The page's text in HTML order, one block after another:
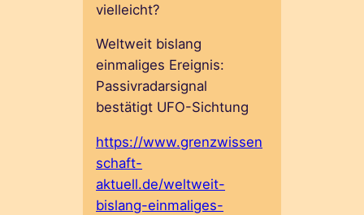
vielleicht?
Weltweit bislang
einmaliges Ereignis:
Passivradarsignal
bestätigt UFO-Sichtung
https://www.grenzwissen
schaft-
aktuell.de/weltweit-
bislang-einmaliges-